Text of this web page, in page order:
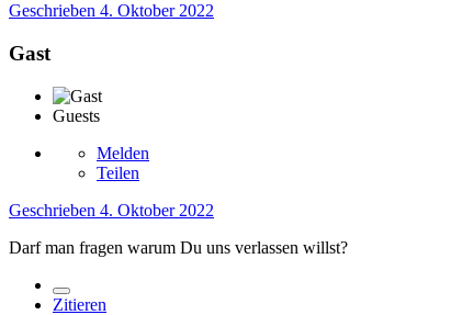
Geschrieben 4. Oktober 2022
Gast
Guests
Melden
Teilen
Geschrieben 4. Oktober 2022
Darf man fragen warum Du uns verlassen willst?
Zitieren